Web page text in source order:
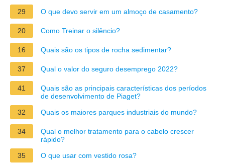
29
O que devo servir em um almoço de casamento?
20 Como Treinar o silêncio?
16 Quais são os tipos de rocha sedimentar?
37 Qual o valor do seguro desemprego 2022?
41
Quais são as principais características dos períodos
de desenvolvimento de Piaget?
32
Quais os maiores parques industriais do mundo?
34
Qual o melhor tratamento para o cabelo crescer
rápido?
35
O que usar com vestido rosa?